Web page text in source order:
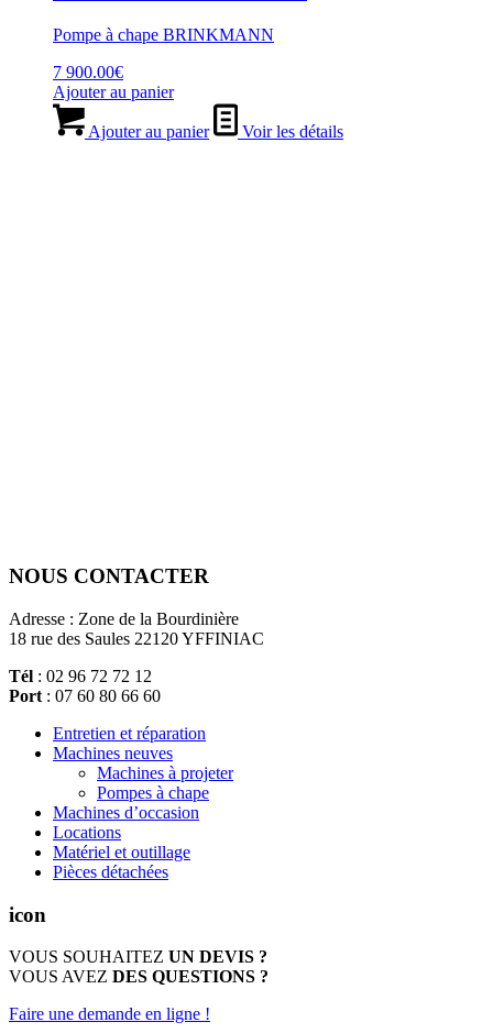
Pompe à chape BRINKMANN
7 900.00€
Ajouter au panier
Ajouter au panier Voir les détails
NOUS CONTACTER
Adresse : Zone de la Bourdinière
18 rue des Saules 22120 YFFINIAC
Tél : 02 96 72 72 12
Port : 07 60 80 66 60
Entretien et réparation
Machines neuves
Machines à projeter
Pompes à chape
Machines d’occasion
Locations
Matériel et outillage
Pièces détachées
icon
VOUS SOUHAITEZ UN DEVIS ?
VOUS AVEZ DES QUESTIONS ?
Faire une demande en ligne !